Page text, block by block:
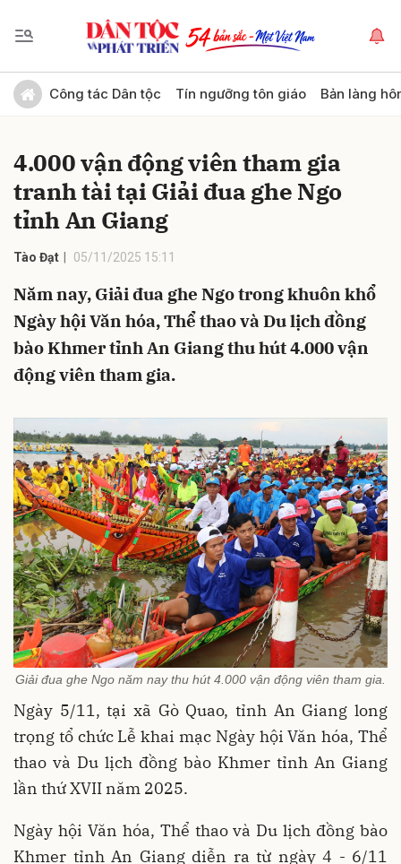
Công tác Dân tộc Tín ngưỡng tôn giáo Bản làng
4.000 vận động viên tham gia
tranh tài tại Giải đua ghe Ngo
tỉnh An Giang
Tào Đạt 05/11/2025 15:11
Năm nay, Giải đua ghe Ngo trong khuôn khổ
Ngày hội Văn hóa, Thể thao và Du lịch đồng
bào Khmer tỉnh An Giang thu hút 4.000 vận
động viên tham gia.
Giải đua ghe Ngo năm nay thu hút 4.000 vận động viên tham gia.
Ngày 5/11, tại xã Gò Quao, tỉnh An Giang long
trọng tổ chức Lễ khai mạc Ngày hội Văn hóa, Thể
thao và Du lịch đồng bào Khmer tỉnh An Giang
lần thứ XVII năm 2025.
Ngày hội Văn hóa, Thể thao và Du lịch đồng bào
Khmer tỉnh An Giang diễn ra từ ngày 4 - 6/11
Gửi bình luận